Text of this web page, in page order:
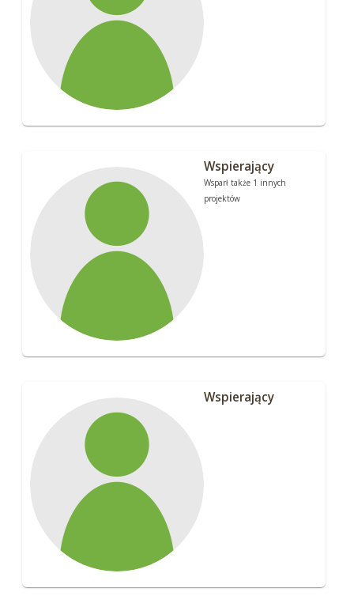
Wspierający
Wsparł także 1 innych
projektów
Wspierający